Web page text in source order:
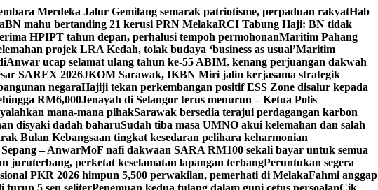
Merdeka Jalur Gemilang semarak patriotisme, perpaduan rakyatHab
BN mahu bertanding 21 kerusi PRN MelakaRCI Tabung Haji: BN tidak
HPIPT tahun depan, perhalusi tempoh permohonanMaritim Pahang
projek LRA Kedah, tolak budaya ‘business as usual’Maritim
Anwar ucap selamat ulang tahun ke-55 ABIM, kenang perjuangan dakwah
SAREX 2026JKOM Sarawak, IKBN Miri jalin kerjasama strategik
negaraHajiji tekan perkembangan positif ESS Zone disalur kepada
RM6,000Jenayah di Selangor terus menurun – Ketua Polis
mana-mana pihakSarawak bersedia terajui perdagangan karbon
disyaki dadah baharuSudah tiba masa UMNO akui kelemahan dan salah
Bulan Kebangsaan tingkat kesedaran pelihara keharmonian
– AnwarMoF nafi dakwaan SARA RM100 sekali bayar untuk semua
juruterbang, perketat keselamatan lapangan terbangPeruntukan segera
PKR 2026 himpun 5,500 perwakilan, pemerhati di MelakaFahmi anggap
turun 5 sen seliterPenemuan kedua tulang dalam guni cetus persoalanCik